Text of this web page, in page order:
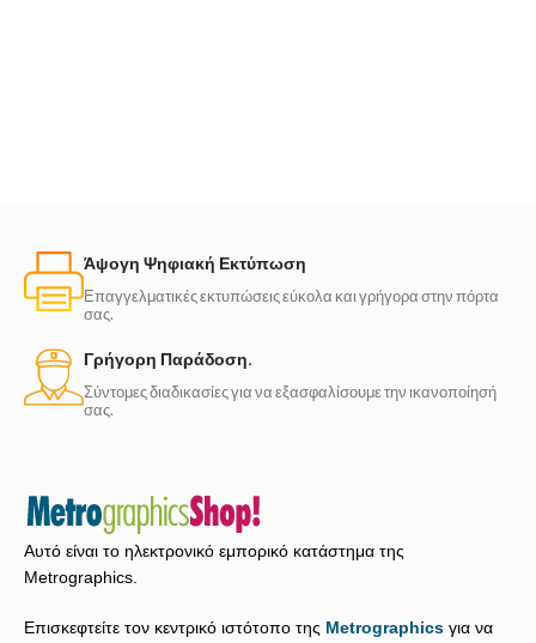
Άψογη Ψηφιακή Εκτύπωση
Επαγγελματικές εκτυπώσεις εύκολα και γρήγορα στην πόρτα
σας.
Γρήγορη Παράδοση.
Σύντομες διαδικασίες για να εξασφαλίσουμε την ικανοποίησή
σας.
Αυτό είναι το ηλεκτρονικό εμπορικό κατάστημα της
Metrographics.
Επισκεφτείτε τον κεντρικό ιστότοπο της Metrographics για να